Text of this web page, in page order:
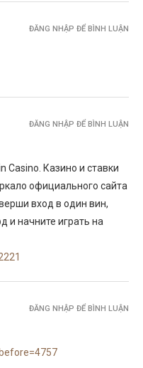
ĐĂNG NHẬP ĐỂ BÌNH LUẬN
Казинo и ставки
официального сайта
вход в один вин,
и начните играть на
ĐĂNG NHẬP ĐỂ BÌNH LUẬN
ĐĂNG NHẬP ĐỂ BÌNH LUẬN